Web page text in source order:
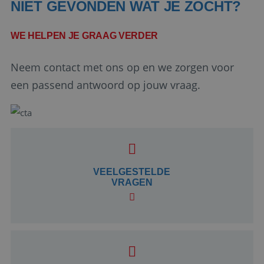
NIET GEVONDEN WAT JE ZOCHT?
WE HELPEN JE GRAAG VERDER
Neem contact met ons op en we zorgen voor
een passend antwoord op jouw vraag.
VEELGESTELDE
VRAGEN